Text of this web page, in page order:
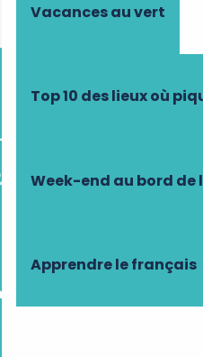
Vacances au vert
Top 10 des lieux où
Week-end au bord de
Apprendre le français
!
et idées séjours
mail.